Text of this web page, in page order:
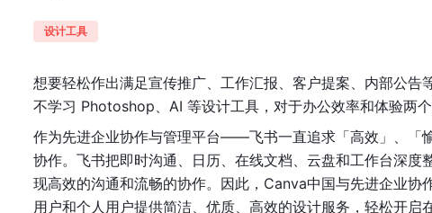
设计工具
想要轻松作出满足宣传推广、工作汇报、客户提案、内部公
不学习 Photoshop、AI 等设计工具，对于办公效率和体验两个
作为先进企业协作与管理平台——飞书一直追求「高效」、「
协作。飞书把即时沟通、日历、在线文档、云盘和工作台深
现高效的沟通和流畅的协作。因此，Canva中国与先进企业协
用户和个人用户提供简洁、优质、高效的设计服务，轻松开启